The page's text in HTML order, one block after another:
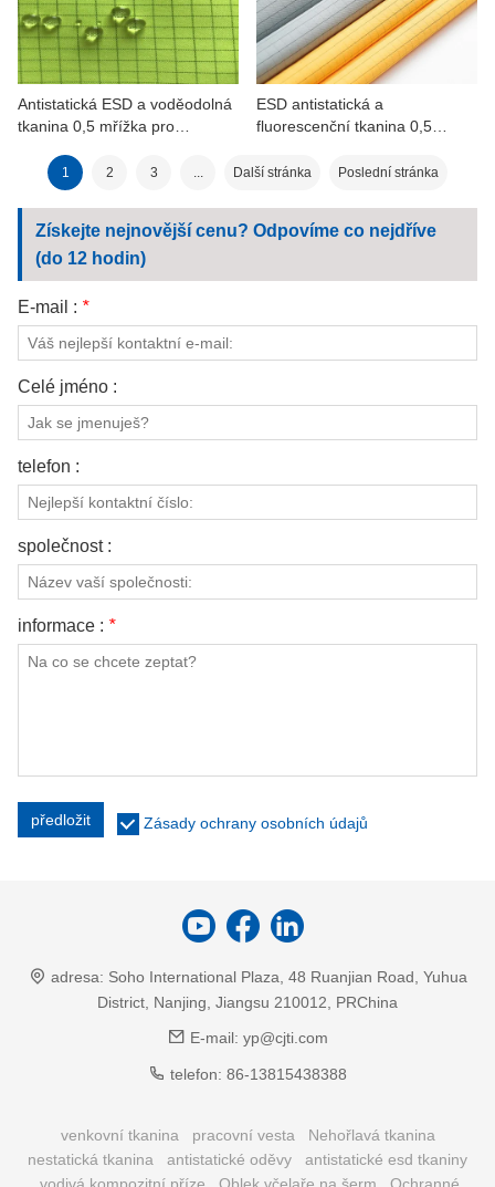
Antistatická ESD a voděodolná
tkanina 0,5 mřížka pro
ESD antistatická a
fluorescenční tkanina 0,5
1 2 3 ... Další stránka Poslední stránka
Získejte nejnovější cenu? Odpovíme co nejdříve
(do 12 hodin)
E-mail : *
Celé jméno :
telefon :
společnost :
informace : *
předložit Zásady ochrany osobních údajů
adresa: Soho International Plaza, 48 Ruanjian Road, Yuhua
District, Nanjing, Jiangsu 210012, PRChina
E-mail: yp@cjti.com
telefon: 86-13815438388
venkovní tkanina pracovní vesta
Nehořlavá tkanina
nestatická tkanina
antistatické oděvy
antistatické esd tkaniny